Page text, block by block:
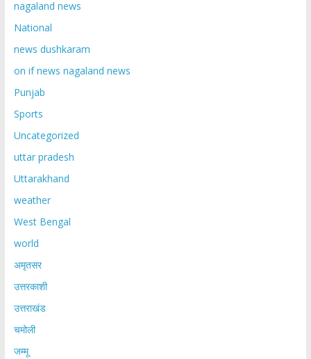
nagaland news
National
news dushkaram
on if news nagaland news
Punjab
Sports
Uncategorized
uttar pradesh
Uttarakhand
weather
West Bengal
world
अमृतसर
उत्तरकाशी
उत्तराखंड
चमोली
जम्मू